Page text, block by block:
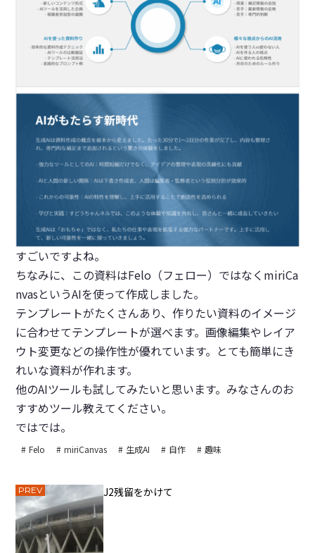
すごいですよね。
ちなみに、この資料はFelo（フェロー）ではなくmiriCa
nvasというAIを使って作成しました。
テンプレートがたくさんあり、作りたい資料のイメージ
に合わせてテンプレートが選べます。画像編集やレイア
ウト変更などの操作性が優れています。とても簡単にき
れいな資料が作れます。
他のAIツールも試してみたいと思います。みなさんのお
すすめツール教えてください。
ではでは。
Felo miriCanvas 生成AI 自作 趣味
PREV J2残留をかけて